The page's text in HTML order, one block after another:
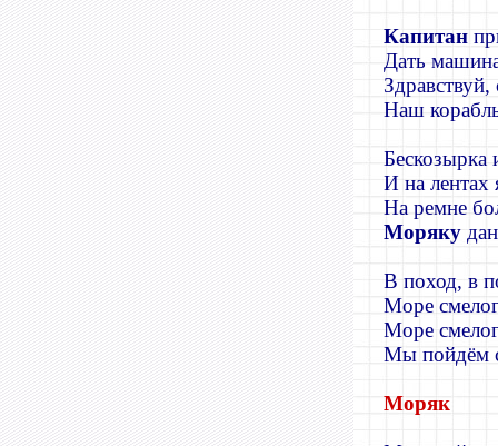
Капитан
Дать
Наш
Бескозырка
И на лентах
На ремне
Моряку
В поход, в
Море
Море
Мы пойдём
Моряк